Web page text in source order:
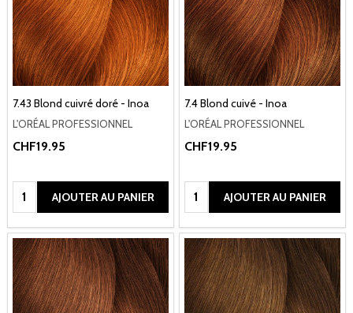
7.43 Blond cuivré doré - Inoa
L'ORÉAL PROFESSIONNEL
CHF19.95
Quantité:AJOUTER AU PANIER
7.4 Blond cuivé - Inoa
L'ORÉAL PROFESSIONNEL
CHF19.95
Quantité:AJOUTER AU PANIER